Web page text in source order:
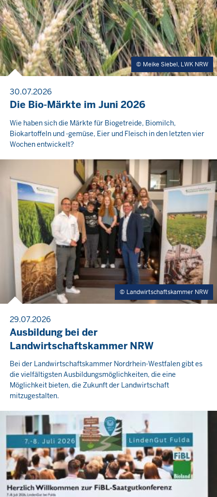
Meike Siebel, LWK NRW
30.07.2026
Die Bio-Märkte im Juni 2026
Wie haben sich die Märkte für Biogetreide, Biomilch,
Biokartoffeln und -gemüse, Eier und Fleisch in den letzten vier
Wochen entwickelt?
Landwirtschaftskammer NRW
29.07.2026
Ausbildung bei der
Landwirtschaftskammer NRW
Bei der Landwirtschaftskammer Nordrhein-Westfalen gibt es
die vielfältigsten Ausbildungsmöglichkeiten, die eine
Möglichkeit bieten, die Zukunft der Landwirtschaft
mitzugestalten.